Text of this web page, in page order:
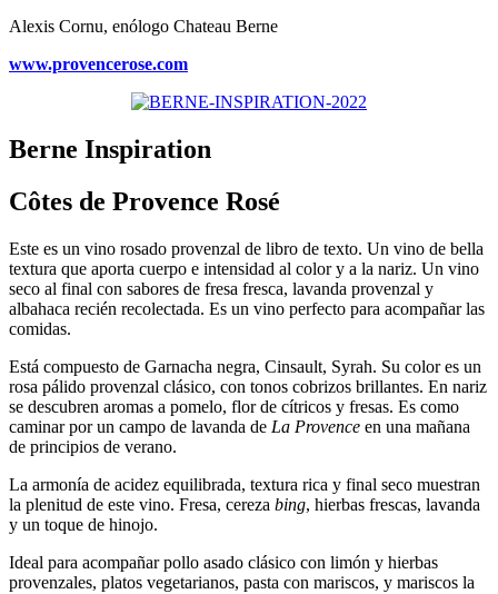
Alexis Cornu, enólogo Chateau Berne
www.provencerose.com
Berne Inspiration
Côtes de Provence Rosé
Este es un vino rosado provenzal de libro de texto. Un vino de bella
textura que aporta cuerpo e intensidad al color y a la nariz. Un vino
seco al final con sabores de fresa fresca, lavanda provenzal y
albahaca recién recolectada. Es un vino perfecto para acompañar las
comidas.
Está compuesto de Garnacha negra, Cinsault, Syrah. Su color es un
rosa pálido provenzal clásico, con tonos cobrizos brillantes. En nariz
se descubren aromas a pomelo, flor de cítricos y fresas. Es como
caminar por un campo de lavanda de La Provence en una mañana
de principios de verano.
La armonía de acidez equilibrada, textura rica y final seco muestran
la plenitud de este vino. Fresa, cereza bing, hierbas frescas, lavanda
y un toque de hinojo.
Ideal para acompañar pollo asado clásico con limón y hierbas
provenzales, platos vegetarianos, pasta con mariscos, y mariscos la